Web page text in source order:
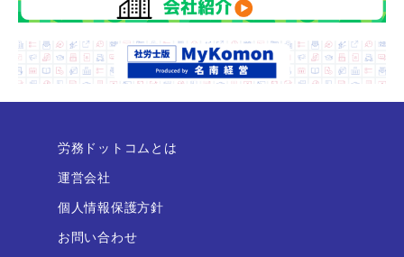
労務ドットコムとは
運営会社
個人情報保護方針
お問い合わせ